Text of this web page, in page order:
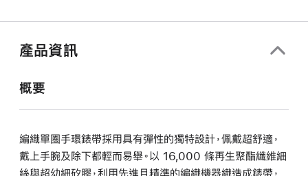
開
產品資訊
概要
編織單圈手環錶帶採用具有彈性的獨特設計，佩戴超舒適，
戴上手腕及除下都輕而易舉。以 16,000 條再生聚酯纖維細
絲與超幼細矽膠，利用先進且精準的編織機器織造成錶帶，